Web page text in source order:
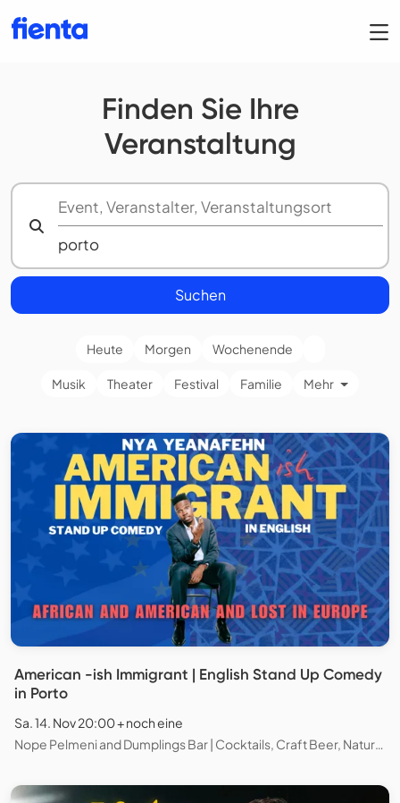
Finden Sie Ihre
Veranstaltung
Suchen
Heute Morgen Wochenende
Musik Theater Festival Familie Mehr
American -ish Immigrant | English Stand Up Comedy
in Porto
Sa. 14. Nov 20:00 + noch eine
Nope Pelmeni and Dumplings Bar | Cocktails, Craft Beer, Natural Wines, Chess and Board games, Porto